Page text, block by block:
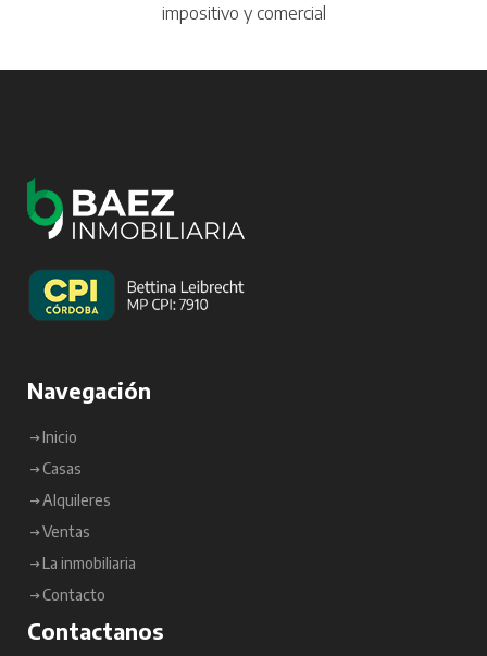
impositivo y comercial
Navegación
Inicio
Casas
Alquileres
Ventas
La inmobiliaria
Contacto
Contactanos